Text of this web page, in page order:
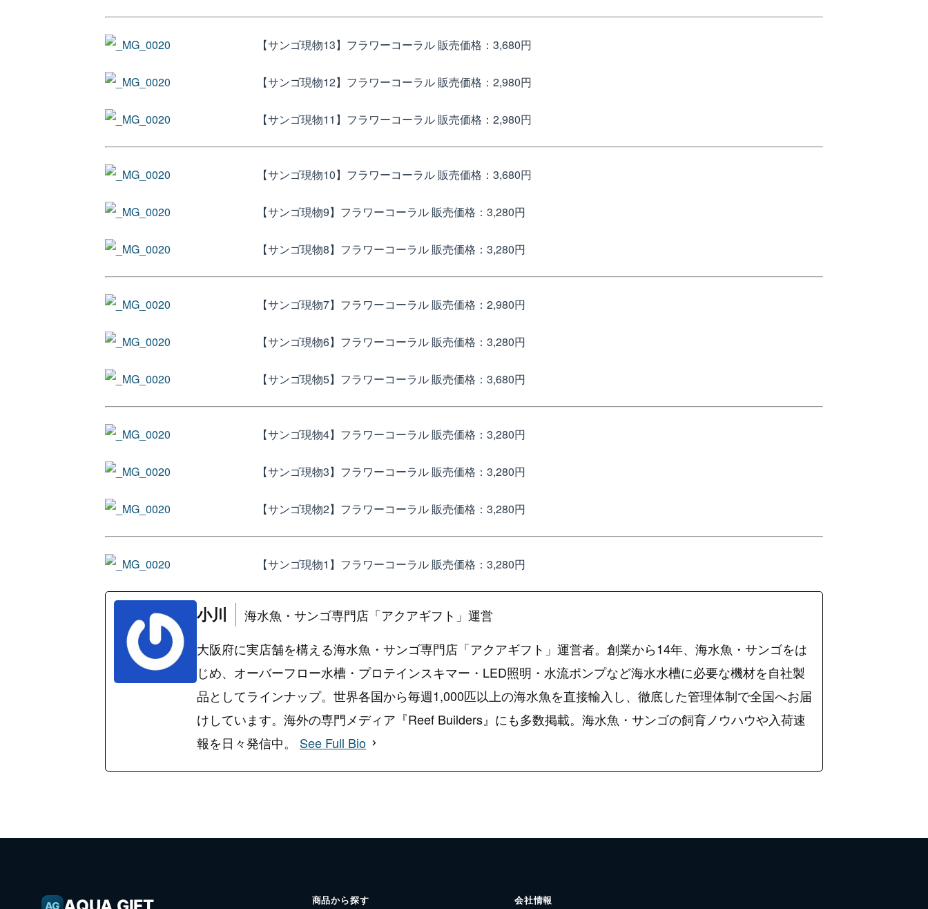
【サンゴ現物13】フラワーコーラル 販売価格：3,680円
【サンゴ現物12】フラワーコーラル 販売価格：2,980円
【サンゴ現物11】フラワーコーラル 販売価格：2,980円
【サンゴ現物10】フラワーコーラル 販売価格：3,680円
【サンゴ現物9】フラワーコーラル 販売価格：3,280円
【サンゴ現物8】フラワーコーラル 販売価格：3,280円
【サンゴ現物7】フラワーコーラル 販売価格：2,980円
【サンゴ現物6】フラワーコーラル 販売価格：3,280円
【サンゴ現物5】フラワーコーラル 販売価格：3,680円
【サンゴ現物4】フラワーコーラル 販売価格：3,280円
【サンゴ現物3】フラワーコーラル 販売価格：3,280円
【サンゴ現物2】フラワーコーラル 販売価格：3,280円
【サンゴ現物1】フラワーコーラル 販売価格：3,280円
小川
海水魚・サンゴ専門店「アクアギフト」運営
大阪府に実店舗を構える海水魚・サンゴ専門店「アクアギフト」運営者。創業から14年、海水魚・サンゴをは
じめ、オーバーフロー水槽・プロテインスキマー・LED照明・水流ポンプなど海水水槽に必要な機材を自社製
品としてラインナップ。世界各国から毎週1,000匹以上の海水魚を直接輸入し、徹底した管理体制で全国へお届
けしています。海外の専門メディア『Reef Builders』にも多数掲載。海水魚・サンゴの飼育ノウハウや入荷速
報を日々発信中。 See Full Bio
AG 商品から探す 会社情報